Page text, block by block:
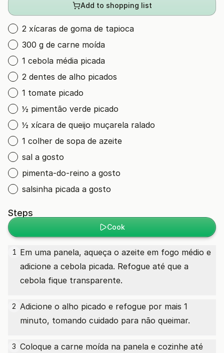
Add to shopping list
2 xícaras de goma de tapioca
300 g de carne moída
1 cebola média picada
2 dentes de alho picados
1 tomate picado
½ pimentão verde picado
½ xícara de queijo muçarela ralado
1 colher de sopa de azeite
sal a gosto
pimenta-do-reino a gosto
salsinha picada a gosto
Steps
Cook
1 Em uma panela, aqueça o azeite em fogo médio e
adicione a cebola picada. Refogue até que a
cebola fique transparente.
2 Adicione o alho picado e refogue por mais 1
minuto, tomando cuidado para não queimar.
3 Coloque a carne moída na panela e cozinhe até